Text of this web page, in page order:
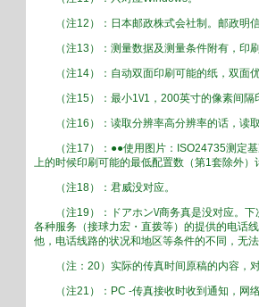
（注12 ）： 日本邮政株式会社制 。 邮政明
（注13 ）： 测量数据及测量条件附有， 印
（注14） ：自动双面印刷可能的纸， 双面
（注15）： 最小1\/1 ， 200英寸的像素间隔
（注16 ）： 读取分辨率高分辨率的话， 读
（注17 ）： ●●使用 图片： ISO24735测定
上的时候印刷可能的最低配置数（第1套除外）
（注18）： 君威没对应。
（注19 ）： ドアホン\/商务真是没对应。 下
各种服务（接球力宏・ 直拨等） 的提供的电话
他， 电话线路的状况和地区等条件的不同， 无
（注 ： 20） 实际的传真时间原稿的内容，
（注21 ）： PC -传真接收时收到通知， 网